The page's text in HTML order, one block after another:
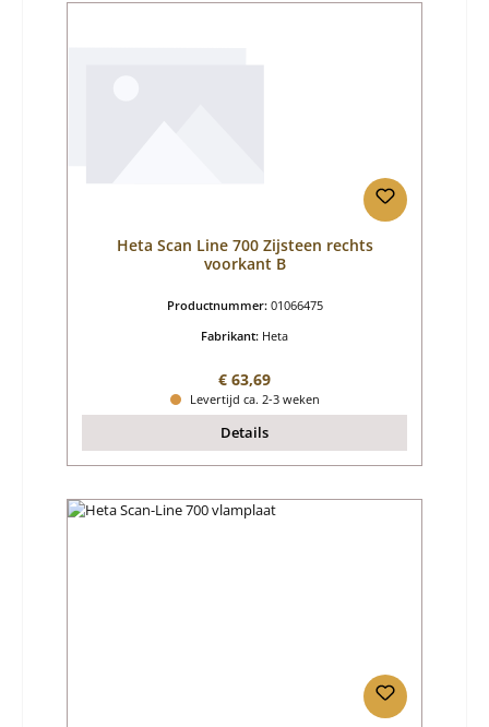
Heta Scan Line 700 Zijsteen rechts
voorkant B
Productnummer: 01066475
Fabrikant: Heta
Normale prijs:
€ 63,69
Levertijd ca. 2-3 weken
Details